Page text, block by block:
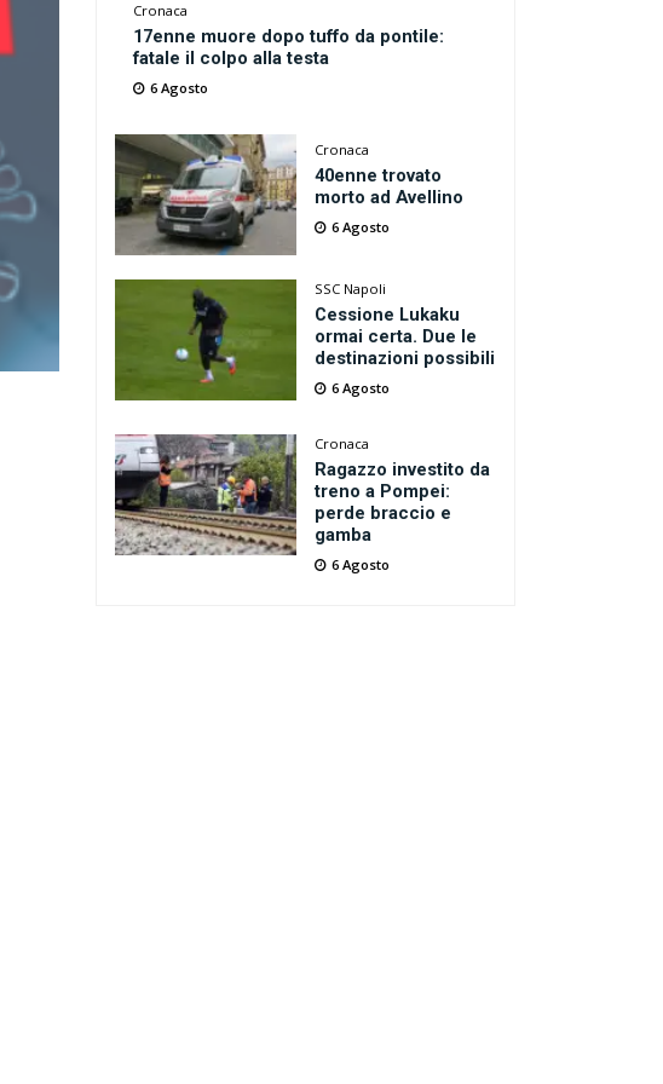
Cronaca
17enne muore dopo tuffo da pontile:
fatale il colpo alla testa
6 Agosto
Cronaca
40enne trovato
morto ad Avellino
6 Agosto
SSC Napoli
Cessione Lukaku
ormai certa. Due le
destinazioni possibili
6 Agosto
Cronaca
Ragazzo investito da
treno a Pompei:
perde braccio e
gamba
6 Agosto